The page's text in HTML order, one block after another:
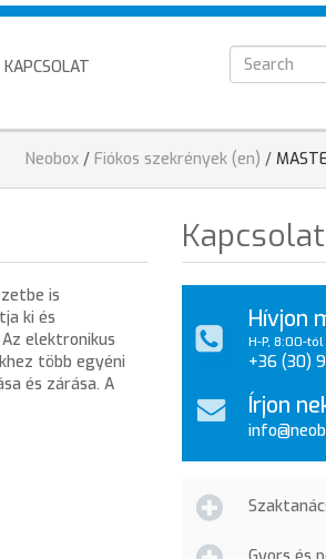
KAPCSOLAT
Search
form
You
are
Neobox / Fiókos szekrények (en) /
is
ki és
elektronikus
több egyéni
és zárása. A
Kapcsolat
Hívjon
H-P, 8:00-tól
+36 (30)
Írjon